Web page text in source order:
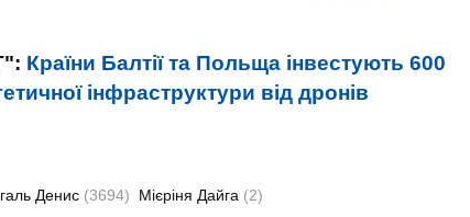
Країни Балтії та Польща інвестують 600
інфраструктури від дронів
Денис (3694) Мієріня Дайга (2)